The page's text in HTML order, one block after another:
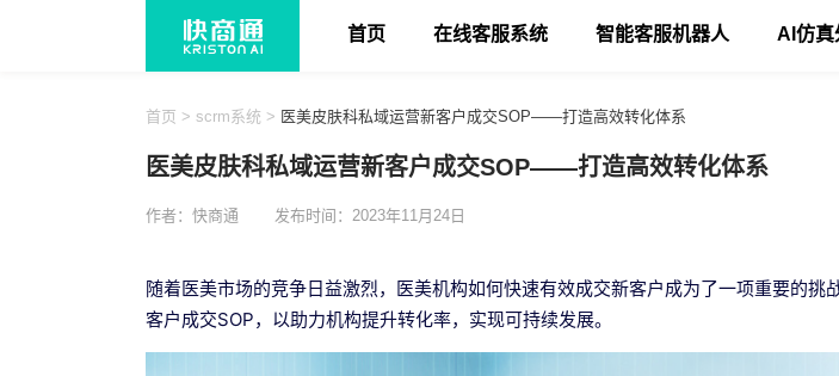
首页 在线客服系统 智能客服机器人 AI仿真
首页 > scrm系统 > 医美皮肤科私域运营新客户成交SOP——打造高效转化体系
医美皮肤科私域运营新客户成交SOP——打造高效转化体系
作者：快商通 发布时间：2023年11月24日
随着医美市场的竞争日益激烈，医美机构如何快速有效成交新客户成为了一项重要的
客户成交SOP，以助力机构提升转化率，实现可持续发展。